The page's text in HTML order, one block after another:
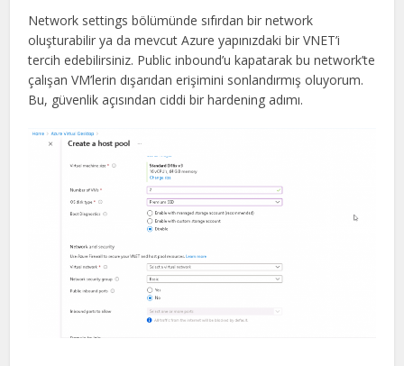
Network settings bölümünde sıfırdan bir network
oluşturabilir ya da mevcut Azure yapınızdaki bir VNET’i
tercih edebilirsiniz. Public inbound’u kapatarak bu network’te
çalışan VM’lerin dışarıdan erişimini sonlandırmış oluyorum.
Bu, güvenlik açısından ciddi bir hardening adımı.